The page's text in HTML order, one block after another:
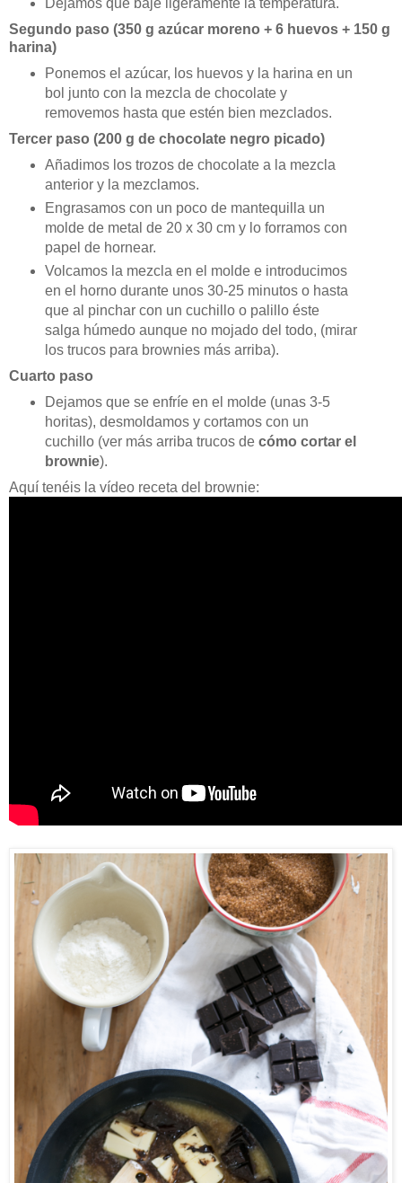
Dejamos que baje ligeramente la temperatura.
Segundo paso (350 g azúcar moreno + 6 huevos + 150 g
harina)
Ponemos el azúcar, los huevos y la harina en un
bol junto con la mezcla de chocolate y
removemos hasta que estén bien mezclados.
Tercer paso (200 g de chocolate negro picado)
Añadimos los trozos de chocolate a la mezcla
anterior y la mezclamos.
Engrasamos con un poco de mantequilla un
molde de metal de 20 x 30 cm y lo forramos con
papel de hornear.
Volcamos la mezcla en el molde e introducimos
en el horno durante unos 30-25 minutos o hasta
que al pinchar con un cuchillo o palillo éste
salga húmedo aunque no mojado del todo, (mirar
los trucos para brownies más arriba).
Cuarto paso
Dejamos que se enfríe en el molde (unas 3-5
horitas), desmoldamos y cortamos con un
cuchillo (ver más arriba trucos de cómo cortar el
brownie).
Aquí tenéis la vídeo receta del brownie: